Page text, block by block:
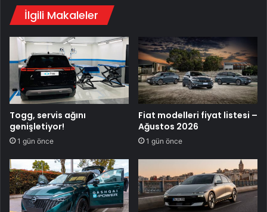
İlgili Makaleler
Togg, servis ağını
genişletiyor!
1 gün önce
Fiat modelleri fiyat listesi –
Ağustos 2026
1 gün önce